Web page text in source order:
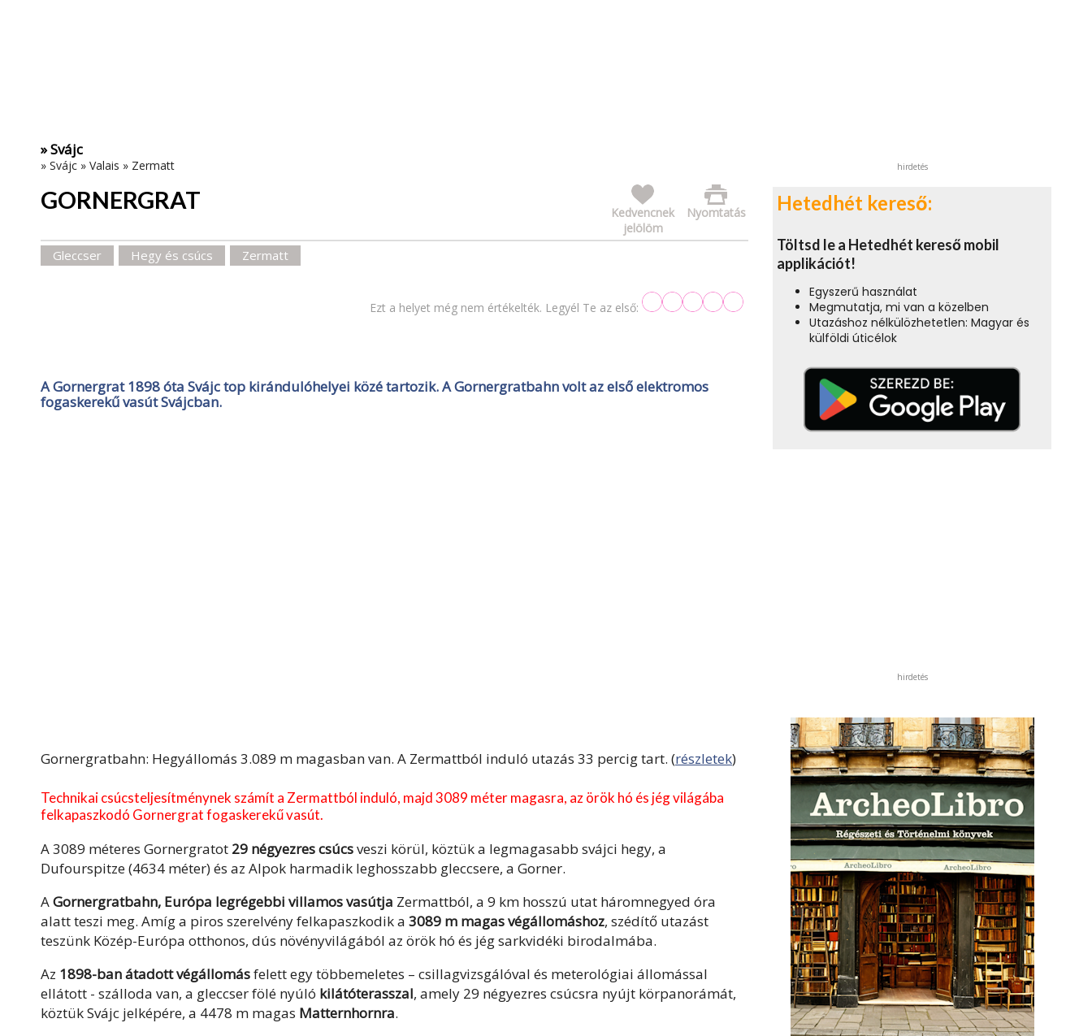
» Svájc
» Svájc » Valais » Zermatt
GORNERGRAT Nyomtatás
Kedvencnek
jelölöm
Gleccser Hegy és csúcs Zermatt
Ezt a helyet még nem értékelték. Legyél Te az első:
A Gornergrat 1898 óta Svájc top kirándulóhelyei közé tartozik. A Gornergratbahn volt az első elektromos
fogaskerekű vasút Svájcban.
Gornergratbahn: Hegyállomás 3.089 m magasban van. A Zermattból induló utazás 33 percig tart. (részletek)
Technikai csúcsteljesítménynek számít a Zermattból induló, majd 3089 méter magasra, az örök hó és jég világába
felkapaszkodó Gornergrat fogaskerekű vasút.
A 3089 méteres Gornergratot 29 négyezres csúcsveszi körül, köztük a legmagasabb svájci hegy, a
Dufourspitze (4634 méter) és az Alpok harmadik leghosszabb gleccsere, a Gorner.
AGornergratbahn, Európa legrégebbi villamos vasútja Zermattból, a 9 km hosszú utat háromnegyed óra
alatt teszi meg. Amíg a piros szerelvény felkapaszkodik a 3089 m magas végállomáshoz, szédítő utazást
teszünk Közép-Európa otthonos, dús növényvilágából az örök hó és jég sarkvidéki birodalmába.
Az 1898-ban átadott végállomásfelett egy többemeletes – csillagvizsgálóval és meterológiai állomással
ellátott - szálloda van, a gleccser fölé nyúló kilátóterasszal, amely 29 négyezres csúcsra nyújt körpanorámát,
köztük Svájc jelképére, a 4478 m magas Matternhornra.
hirdetés
Hetedhét kereső:
Töltsd le a Hetedhét kereső mobil
applikációt!
Egyszerű használat
Megmutatja, mi van a közelben
Utazáshoz nélkülözhetetlen: Magyar és
külföldi úticélok
hirdetés